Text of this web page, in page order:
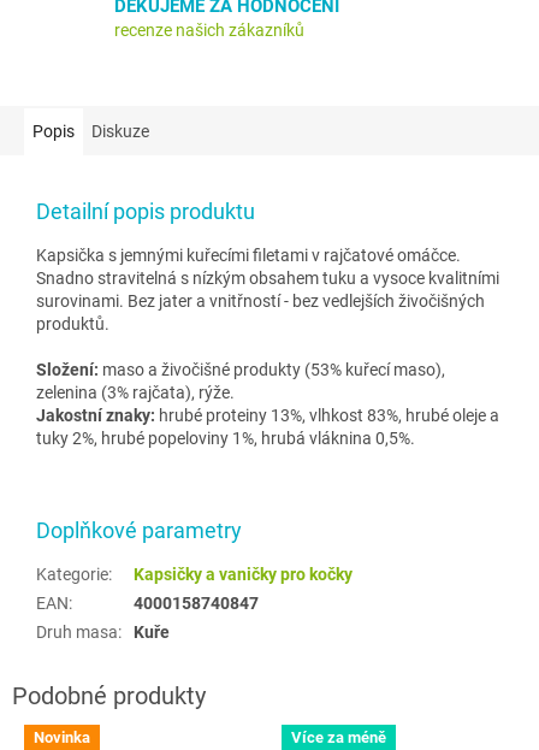
DĚKUJEME ZA HODNOCENÍ
recenze našich zákazníků
Popis Diskuze
Detailní popis produktu
Kapsička s jemnými kuřecími filetami v rajčatové omáčce.
Snadno stravitelná s nízkým obsahem tuku a vysoce kvalitními
surovinami. Bez jater a vnitřností - bez vedlejších živočišných
produktů.
Složení: maso a živočišné produkty (53% kuřecí maso),
zelenina (3% rajčata), rýže.
Jakostní znaky: hrubé proteiny 13%, vlhkost 83%, hrubé oleje a
tuky 2%, hrubé popeloviny 1%, hrubá vláknina 0,5%.
Doplňkové parametry
Kategorie:
Kapsičky a vaničky pro kočky
EAN:
4000158740847
Druh masa: Kuře
Novinka Více za méně